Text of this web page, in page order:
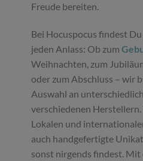
Freude bereiten.
Bei Hocuspocus findest
jeden Anlass: Ob zum
Weihnachten, zum
oder zum Abschluss – wir
Auswahl an
verschiedenen
Lokalen und
auch handgefertigte
sonst nirgends findest. Mit